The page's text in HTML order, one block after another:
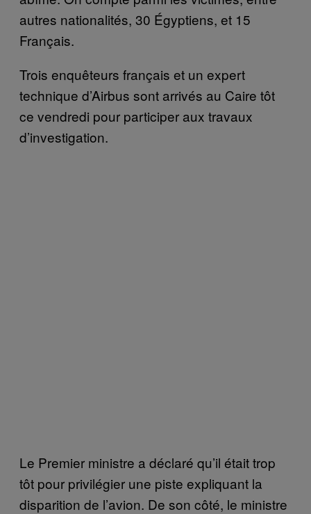
autres nationalités, 30 Égyptiens, et 15
Français.
Trois enquêteurs français et un expert
technique d’Airbus sont arrivés au Caire tôt
ce vendredi pour participer aux travaux
d’investigation.
Le Premier ministre a déclaré qu’il était trop
tôt pour privilégier une piste expliquant la
disparition de l’avion. De son côté, le ministre